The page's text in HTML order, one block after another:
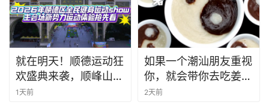
就在明天！顺德运动狂
欢盛典来袭，顺峰山公
园等你来战！
1天前
如果一个潮汕朋友重视
你，就会带你去吃姜
薯。@我的潮汕朋友，
2天前